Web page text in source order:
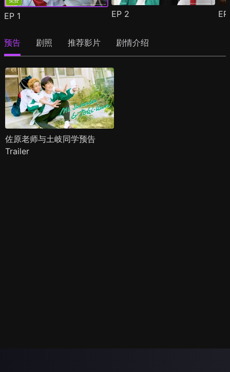
EP 1 EP 2
预告 剧照 推荐影片 剧情介绍
佐原老师与土岐同学预告
Trailer